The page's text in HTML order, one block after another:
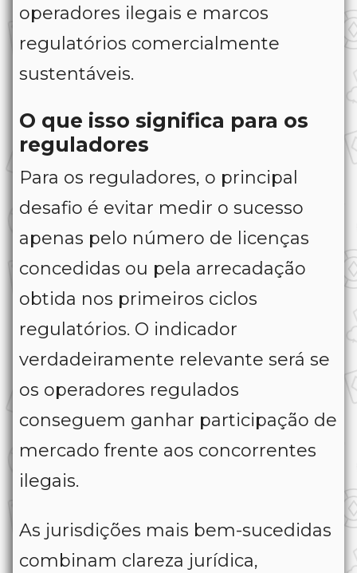
operadores ilegais e marcos
regulatórios comercialmente
sustentáveis.
O que isso significa para os
reguladores
Para os reguladores, o principal
desafio é evitar medir o sucesso
apenas pelo número de licenças
concedidas ou pela arrecadação
obtida nos primeiros ciclos
regulatórios. O indicador
verdadeiramente relevante será se
os operadores regulados
conseguem ganhar participação de
mercado frente aos concorrentes
ilegais.
As jurisdições mais bem-sucedidas
combinam clareza jurídica,